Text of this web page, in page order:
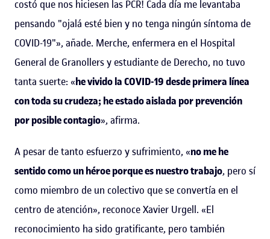
costó que nos hiciesen las PCR! Cada día me levantaba
pensando "ojalá esté bien y no tenga ningún síntoma de
COVID-19"», añade. Merche, enfermera en el Hospital
General de Granollers y estudiante de Derecho, no tuvo
tanta suerte: «he vivido la COVID-19 desde primera línea
con toda su crudeza; he estado aislada por prevención
por posible contagio», afirma.
A pesar de tanto esfuerzo y sufrimiento, «no me he
sentido como un héroe porque es nuestro trabajo, pero sí
como miembro de un colectivo que se convertía en el
centro de atención», reconoce Xavier Urgell. «El
reconocimiento ha sido gratificante, pero también